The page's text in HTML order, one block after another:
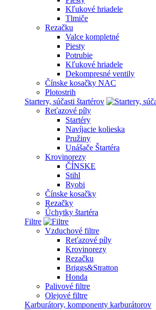
Kľukové hriadele
Tlmiče
Rezačku
Valce kompletné
Piesty
Potrubie
Kľukové hriadele
Dekompresné ventily
Čínske kosačky NAC
Plotostrih
Startery, súčasti štartérov
Reťazové píly
Startéry
Navíjacie kolieska
Pružiny
Unášače Štartéra
Krovinorezy
ČÍNSKE
Stihl
Ryobi
Čínske kosačky
Rezačky
Úchytky štartéra
Filtre
Vzduchové filtre
Reťazové píly
Krovinorezy
Rezačku
Briggs&Stratton
Honda
Palivové filtre
Olejové filtre
Karburátory, komponenty karburátorov